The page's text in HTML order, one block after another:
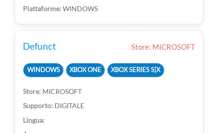
WINDOWS
Defunct Store: MICROSOFT
WINDOWS XBOX ONE XBOX SERIES S|X
MICROSOFT
DIGITALE